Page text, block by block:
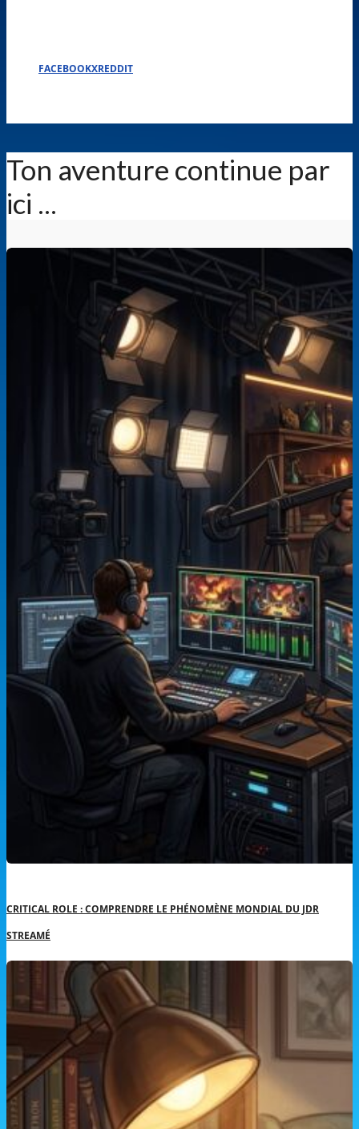
FACEBOOKXREDDIT
Ton aventure continue par
ici ...
CRITICAL ROLE : COMPRENDRE LE PHÉNOMÈNE MONDIAL DU JDR
STREAMÉ